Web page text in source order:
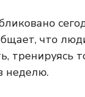
что
тренируясь
неделю.